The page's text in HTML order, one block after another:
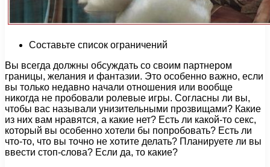
Составьте список ограничений
Вы всегда должны обсуждать со своим партнером
границы, желания и фантазии. Это особенно важно, если
вы только недавно начали отношения или вообще
никогда не пробовали ролевые игры. Согласны ли вы,
чтобы вас называли унизительными прозвищами? Какие
из них вам нравятся, а какие нет? Есть ли какой-то секс,
который вы особенно хотели бы попробовать? Есть ли
что-то, что вы точно не хотите делать? Планируете ли вы
ввести стоп-слова? Если да, то какие?